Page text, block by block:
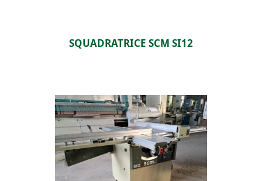
SQUADRATRICE SCM SI12